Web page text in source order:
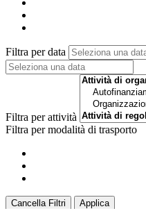
Filtra per data
Filtra per attività
Filtra per modalità di trasporto
Cancella Filtri Applica